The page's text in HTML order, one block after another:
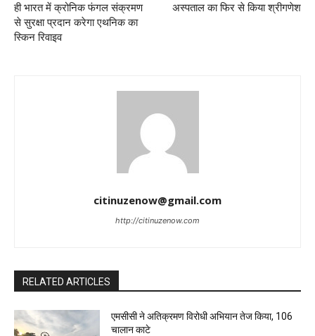
ही भारत में क्रोनिक फंगल संक्रमण
से सुरक्षा प्रदान करेगा एथनिक का
स्किन रिवाइव
अस्पताल का फिर से किया श्रीगणेश
citinuzenow@gmail.com
http://citinuzenow.com
RELATED ARTICLES
एमसीसी ने अतिक्रमण विरोधी अभियान तेज किया, 106
चालान काटे